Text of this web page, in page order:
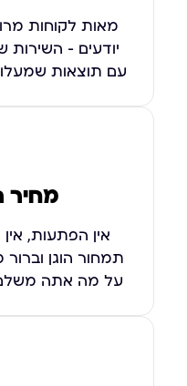
מאות לקוחות
יודעים – השירות
עם תוצאות
מחיר
אין הפתעות,
תמחור הוגן
על מה אתה משלם